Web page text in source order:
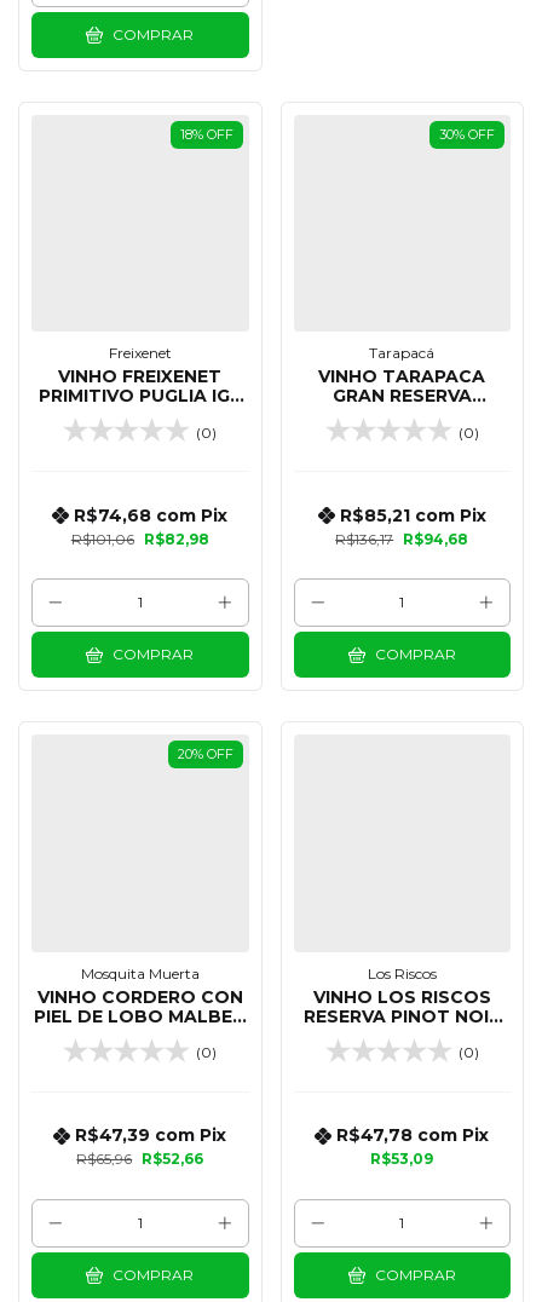
COMPRAR
18% OFF
Freixenet
VINHO FREIXENET
PRIMITIVO PUGLIA IGP
750 ML
(0)
R$101,06 R$82,98
R$74,68 com Pix
COMPRAR
30% OFF
Tarapacá
VINHO TARAPACA
GRAN RESERVA
CARMENERE 750 ML
(0)
R$136,17 R$94,68
R$85,21 com Pix
COMPRAR
20% OFF
Mosquita Muerta
VINHO CORDERO CON
PIEL DE LOBO MALBEC
750 ML
(0)
R$65,96 R$52,66
R$47,39 com Pix
COMPRAR
Los Riscos
VINHO LOS RISCOS
RESERVA PINOT NOIR
750 ML
(0)
R$53,09
R$47,78 com Pix
COMPRAR